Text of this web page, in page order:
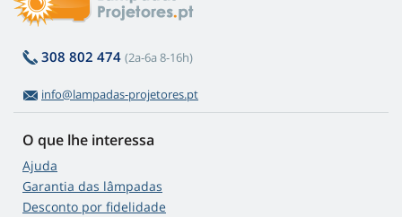
308 802 474 (2a-6a 8-16h)
info@lampadas-projetores.pt
O que lhe interessa
Ajuda
Garantia das lâmpadas
Desconto por fidelidade